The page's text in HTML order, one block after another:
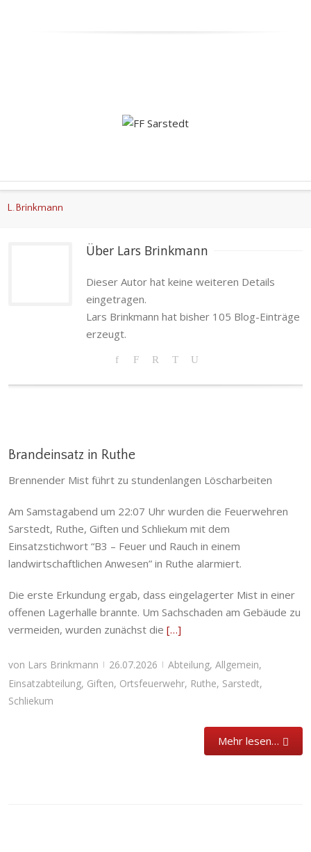
L.Brinkmann
Über Lars Brinkmann
Dieser Autor hat keine weiteren Details
eingetragen.
Lars Brinkmann hat bisher 105 Blog-Einträge
erzeugt.
Brandeinsatz in Ruthe
Brennender Mist führt zu stundenlangen Löscharbeiten
Am Samstagabend um 22:07 Uhr wurden die Feuerwehren
Sarstedt, Ruthe, Giften und Schliekum mit dem
Einsatzstichwort “B3 – Feuer und Rauch in einem
landwirtschaftlichen Anwesen” in Ruthe alarmiert.
Die erste Erkundung ergab, dass eingelagerter Mist in einer
offenen Lagerhalle brannte. Um Sachschaden am Gebäude zu
vermeiden, wurden zunächst die […]
von Lars Brinkmann | 26.07.2026 | Abteilung, Allgemein,
Einsatzabteilung, Giften, Ortsfeuerwehr, Ruthe, Sarstedt,
Schliekum
Mehr lesen…